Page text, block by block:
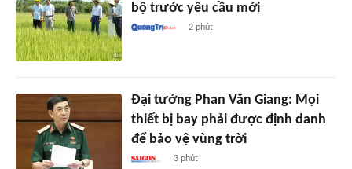
bộ trước yêu cầu mới
2 phút
Đại tướng Phan Văn Giang: Mọi
thiết bị bay phải được định danh
để bảo vệ vùng trời
3 phút